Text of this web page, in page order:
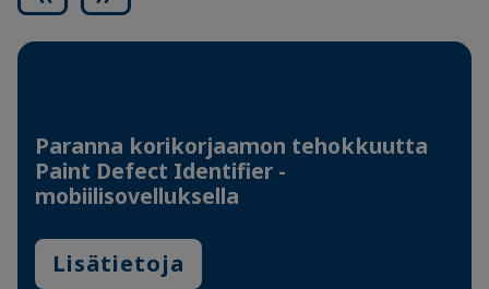
Paranna korikorjaamon tehokkuutta
Paint Defect Identifier -
mobiilisovelluksella
Lisätietoja